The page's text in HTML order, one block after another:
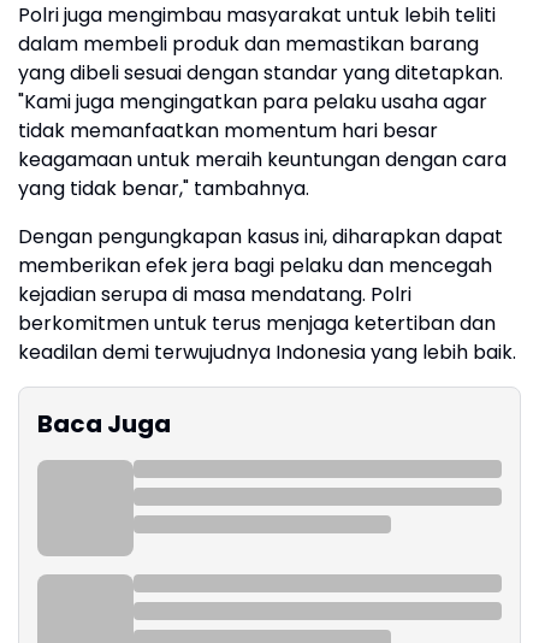
Polri juga mengimbau masyarakat untuk lebih teliti
dalam membeli produk dan memastikan barang
yang dibeli sesuai dengan standar yang ditetapkan.
"Kami juga mengingatkan para pelaku usaha agar
tidak memanfaatkan momentum hari besar
keagamaan untuk meraih keuntungan dengan cara
yang tidak benar," tambahnya.
Dengan pengungkapan kasus ini, diharapkan dapat
memberikan efek jera bagi pelaku dan mencegah
kejadian serupa di masa mendatang. Polri
berkomitmen untuk terus menjaga ketertiban dan
keadilan demi terwujudnya Indonesia yang lebih baik.
Baca Juga